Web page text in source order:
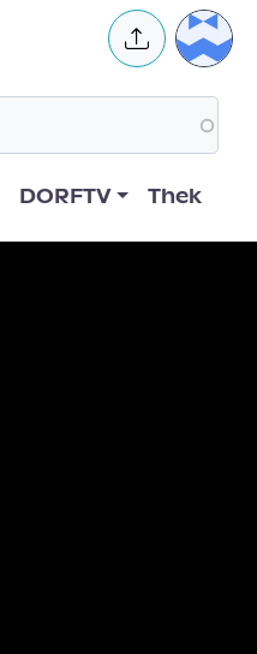
User
DORFTV Thek